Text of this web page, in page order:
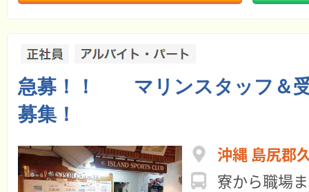
急募！！ マリンスタッフ＆
募集！
沖縄 島尻郡
寮から職場